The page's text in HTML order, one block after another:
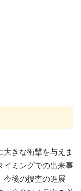
きな衝撃を与えま
イミングでの出来事
今後の捜査の進展